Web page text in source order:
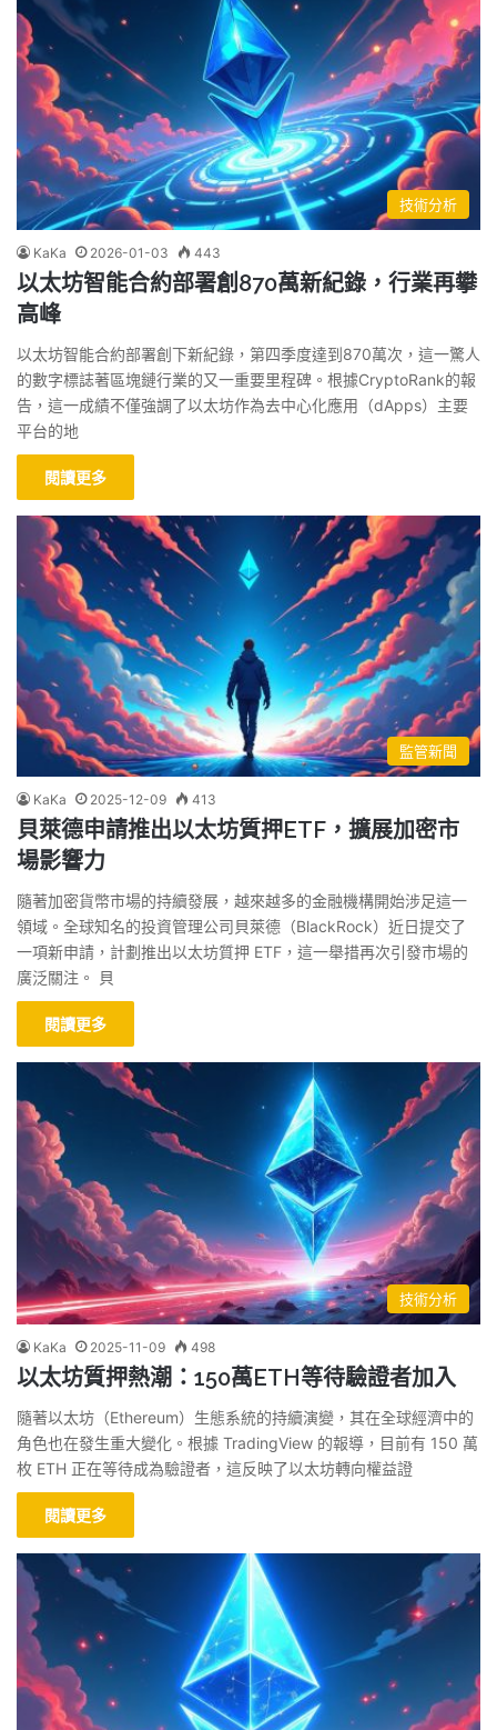
技術分析
KaKa 2026-01-03 443
以太坊智能合約部署創870萬新紀錄，行業再攀
高峰
以太坊智能合約部署創下新紀錄，第四季度達到870萬次，這一驚人
的數字標誌著區塊鏈行業的又一重要里程碑。根據CryptoRank的報
告，這一成績不僅強調了以太坊作為去中心化應用（dApps）主要
平台的地
閱讀更多
監管新聞
KaKa 2025-12-09 413
貝萊德申請推出以太坊質押ETF，擴展加密市
場影響力
隨著加密貨幣市場的持續發展，越來越多的金融機構開始涉足這一
領域。全球知名的投資管理公司貝萊德（BlackRock）近日提交了
一項新申請，計劃推出以太坊質押 ETF，這一舉措再次引發市場的
廣泛關注。 貝
閱讀更多
技術分析
KaKa 2025-11-09 498
以太坊質押熱潮：150萬ETH等待驗證者加入
隨著以太坊（Ethereum）生態系統的持續演變，其在全球經濟中的
角色也在發生重大變化。根據 TradingView 的報導，目前有 150 萬
枚 ETH 正在等待成為驗證者，這反映了以太坊轉向權益證
閱讀更多